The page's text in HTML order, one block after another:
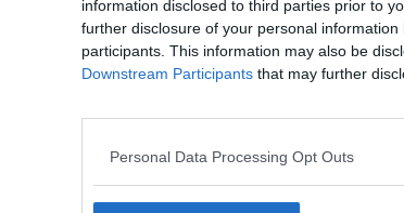
information disclosed to third parties prior to
further disclosure of your personal
participants. This information may also be
Downstream Participants that may further
Personal Data Processing Opt Outs